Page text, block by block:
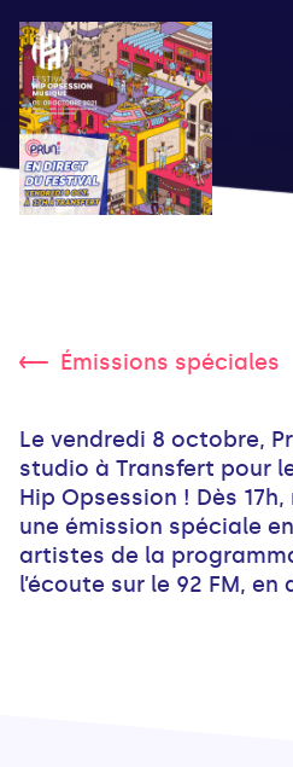
Émissions spéciales
Le vendredi 8 octobre,
studio à Transfert pour
Hip Opsession ! Dès
une émission spéciale
artistes de la
l’écoute sur le 92 FM,